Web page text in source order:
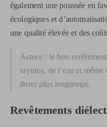
également une poussée en
écologiques et
une qualité élevée et des
Astuce : le bon
rayures, de l’eau et
durer plus longtemps.
Revêtements